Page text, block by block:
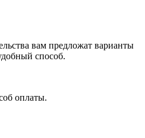
вам предложат варианты
способ.
оплаты.